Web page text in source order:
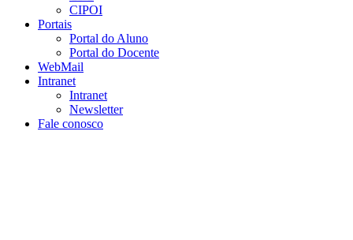
CIPOI
Portais
Portal do Aluno
Portal do Docente
WebMail
Intranet
Intranet
Newsletter
Fale conosco